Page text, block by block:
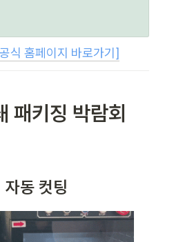
홈페이지 바로가기]
키징 박람회
동 컷팅